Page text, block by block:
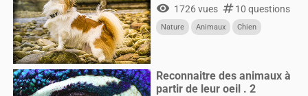
visibility 1726 vues numbers10 questions
Nature Animaux Chien
Reconnaitre des animaux à
partir de leur oeil . 2